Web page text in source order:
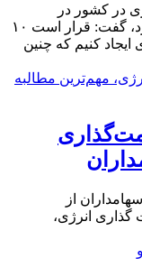
در کشور در
برنامه‌های اصلی وزارت نیرو و نفت قرار دارد، گفت: قرار است ۱۰
کنیم که چنین
از
گذاری انرژی،